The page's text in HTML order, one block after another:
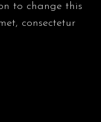
to change this
consectetur